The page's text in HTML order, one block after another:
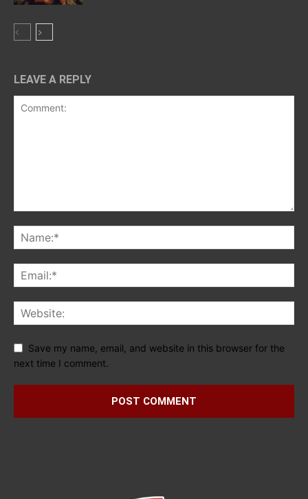
LEAVE A REPLY
Save my name, email, and website in this browser for the
next time I comment.